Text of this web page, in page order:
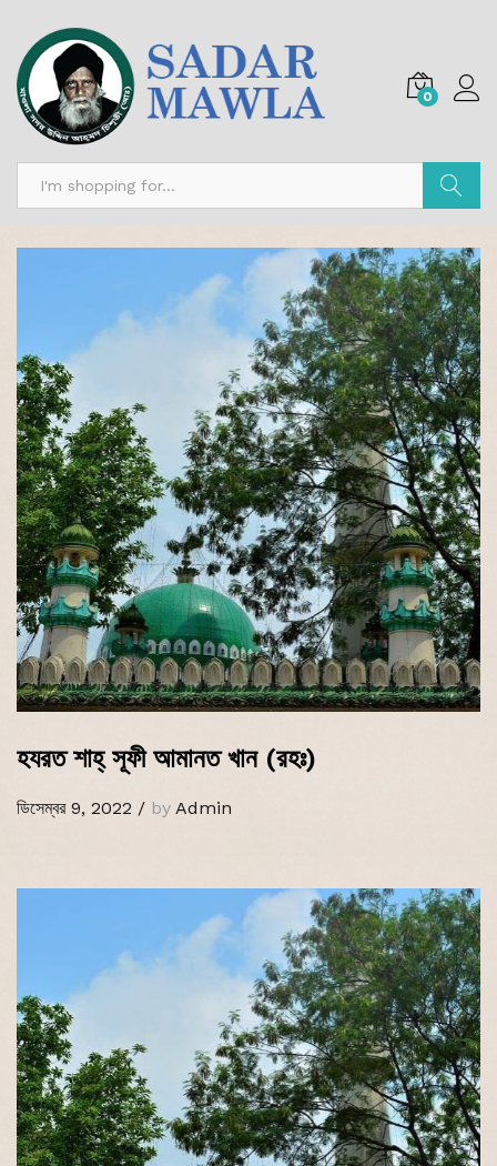
0
হযরত শাহ্‌ সূফী আমানত খান (রহঃ)
ডিসেম্বর 9, 2022 / by Admin